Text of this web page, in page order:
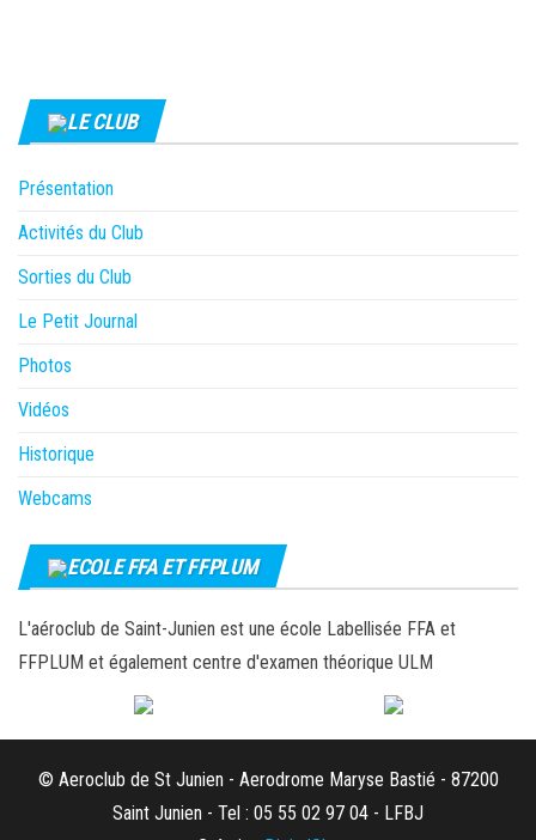
LE CLUB
Présentation
Activités du Club
Sorties du Club
Le Petit Journal
Photos
Vidéos
Historique
Webcams
ECOLE FFA ET FFPLUM
L'aéroclub de Saint-Junien est une école Labellisée FFA et
FFPLUM et également centre d'examen théorique ULM
© Aeroclub de St Junien - Aerodrome Maryse Bastié - 87200
Saint Junien - Tel : 05 55 02 97 04 - LFBJ